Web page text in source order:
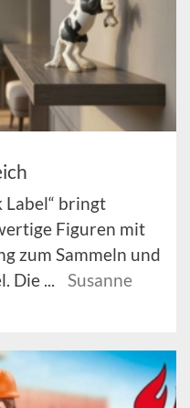
Label“ bringt
Figuren mit
zum Sammeln und
Die ...
Susanne